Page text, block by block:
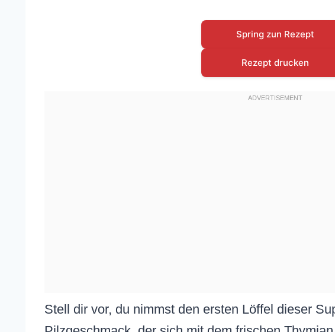
Spring zun Rezept
Rezept drucken
Stell dir vor, du nimmst den ersten Löffel dieser